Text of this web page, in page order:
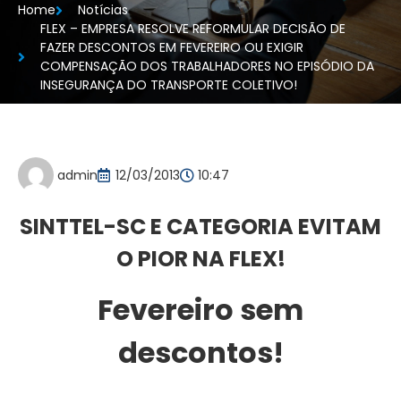
Home
Notícias
FLEX – EMPRESA RESOLVE REFORMULAR DECISÃO DE
FAZER DESCONTOS EM FEVEREIRO OU EXIGIR
COMPENSAÇÃO DOS TRABALHADORES NO EPISÓDIO DA
INSEGURANÇA DO TRANSPORTE COLETIVO!
admin 12/03/2013 10:47
SINTTEL-SC E CATEGORIA EVITAM
O PIOR NA FLEX!
Fevereiro sem
descontos!